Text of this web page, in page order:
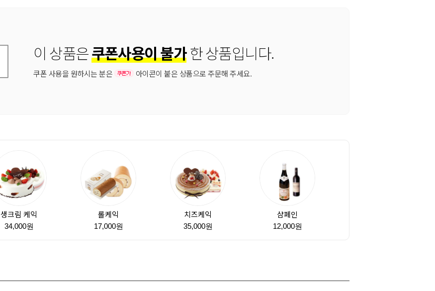
이 상품은쿠폰사용이 불가한 상품입니다.
쿠폰 사용을 원하시는 분은 아이콘이 붙은 상품으로 주문해 주세요.
생크림 케익
34,000원
롤케익
17,000원
치즈케익
35,000원
샴페인
12,000원